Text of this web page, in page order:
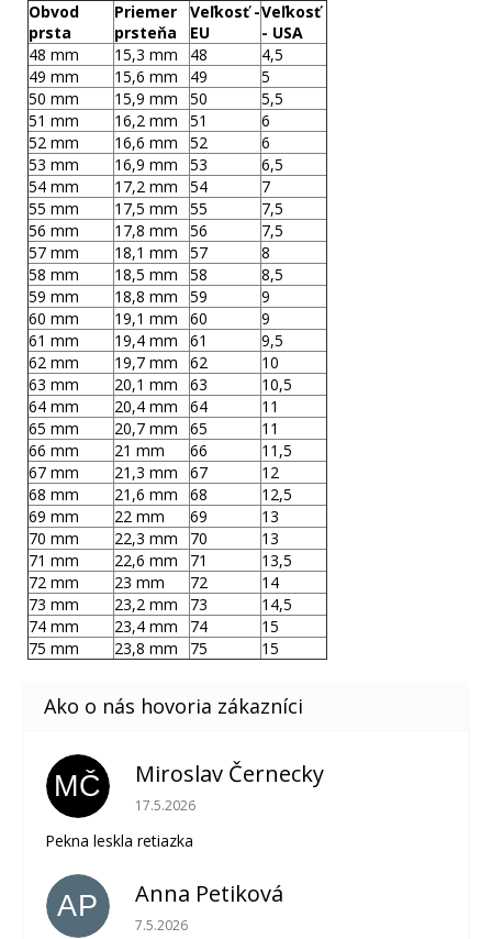
Obvod
prsta
Priemer
prsteňa
Veľkosť -
EU
Veľkosť
- USA
48 mm
15,3 mm 48
4,5
49 mm
15,6 mm 49
5
50 mm
15,9 mm 50
5,5
51 mm
16,2 mm 51
6
52 mm
16,6 mm 52
6
53 mm
16,9 mm 53
6,5
54 mm
17,2 mm 54
7
55 mm
17,5 mm 55
7,5
56 mm
17,8 mm 56
7,5
57 mm
18,1 mm 57
8
58 mm
18,5 mm 58
8,5
59 mm
18,8 mm 59
9
60 mm
19,1 mm 60
9
61 mm
19,4 mm 61
9,5
62 mm
19,7 mm 62
10
63 mm
20,1 mm 63
10,5
64 mm
20,4 mm 64
11
65 mm
20,7 mm 65
11
66 mm
21 mm 66
11,5
67 mm
21,3 mm 67
12
68 mm
21,6 mm 68
12,5
69 mm
22 mm 69
13
70 mm
22,3 mm 70
13
71 mm
22,6 mm 71
13,5
72 mm
23 mm 72
14
73 mm
23,2 mm 73
14,5
74 mm
23,4 mm 74
15
75 mm
23,8 mm 75 15
MČ Miroslav Černecky
Hodnotenie obchodu je 5 z 5 hviezdičiek.
17.5.2026
Pekna leskla retiazka
AP Anna Petiková
Hodnotenie obchodu je 5 z 5 hviezdičiek.
7.5.2026